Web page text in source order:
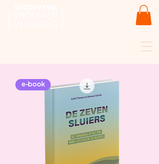
e-book